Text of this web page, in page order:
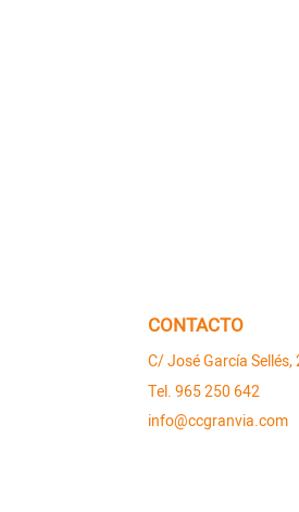
CONTACTO
C/ José García
Tel. 965 250 642
info@ccgranvia.com